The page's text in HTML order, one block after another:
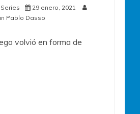
Series
29 enero, 2021
Pablo Dasso
volvió en forma de